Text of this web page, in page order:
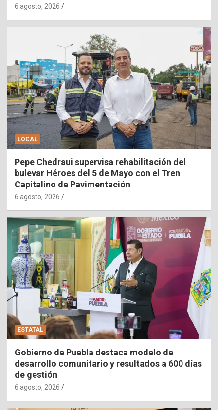
6 agosto, 2026
LOCAL
Pepe Chedraui supervisa rehabilitación del
bulevar Héroes del 5 de Mayo con el Tren
Capitalino de Pavimentación
6 agosto, 2026
ESTATAL
Gobierno de Puebla destaca modelo de
desarrollo comunitario y resultados a 600 días
de gestión
6 agosto, 2026